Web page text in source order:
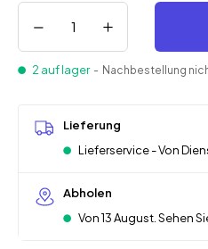
2 auf lager - Nachbestellung
Lieferung
Lieferservice - Von
Abholen
Von 13 August. Sehen